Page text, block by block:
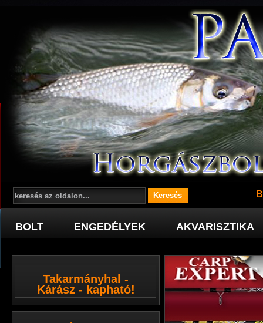
BOLT ENGEDÉLYEK AKVARISZTIKA
Takarmányhal -
Kárász - kapható!